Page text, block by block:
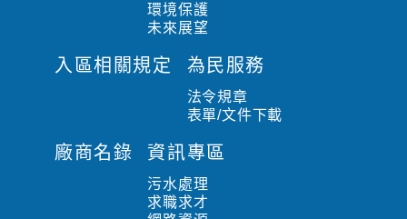
環境保護
未來展望
入區相關規定 為民服務
法令規章
表單/文件下載
廠商名錄 資訊專區
污水處理
求職求才